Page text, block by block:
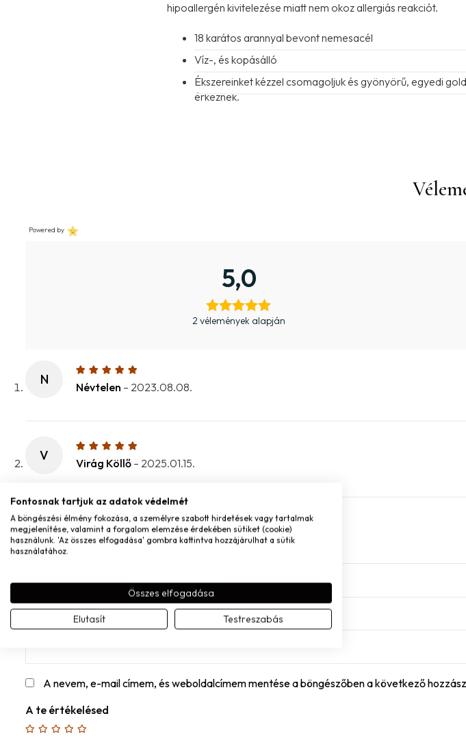
hipoallergén kivitelezése miatt nem okoz allergiás reakciót.
18 karátos arannyal bevont nemesacél
Víz-, és kopásálló
Ékszereinket kézzel csomagoljuk és gyönyörű, egyedi
érkeznek.
Powered by
5,0
2 vélemények alapján
N
Névtelen – 2023.08.08.
V
Virág Köllő – 2025.01.15.
MONDD EL A VÉLEMÉNYED
Név*
A nevem, e-mail címem, és weboldalcímem mentése a böngészőben a következő
A te értékelésed
Fontosnak tartjuk az adatok védelmét
A böngészési élmény fokozása, a személyre szabott hirdetések vagy tartalmak
megjelenítése, valamint a forgalom elemzése érdekében sütiket (cookie)
használunk. 'Az összes elfogadása' gombra kattintva hozzájárulhat a sütik
használatához.
Összes elfogadása
Elutasít Testreszabás